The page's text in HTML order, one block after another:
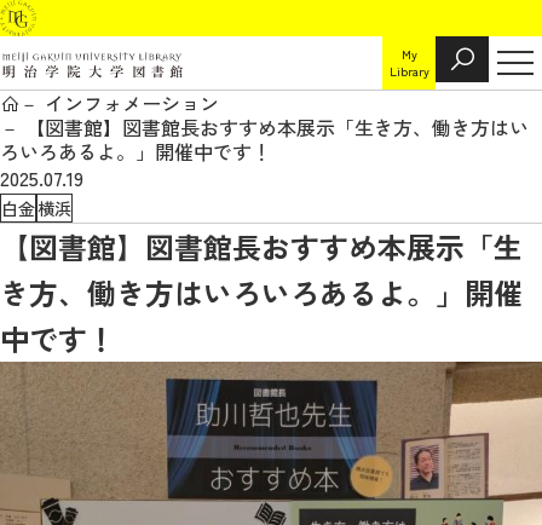
My
Library
インフォメーション
【図書館】図書館長おすすめ本展示「生き方、働き方はい
ろいろあるよ。」開催中です！
2025.07.19
白金横浜
【図書館】図書館長おすすめ本展示「生
き方、働き方はいろいろあるよ。」開催
中です！